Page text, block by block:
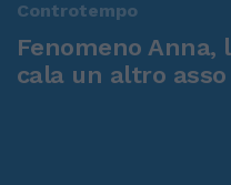
Controtempo
Fenomeno Anna,
cala un altro asso